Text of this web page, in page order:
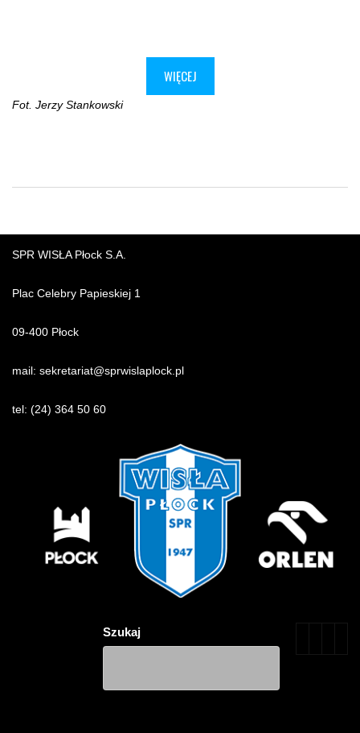
WIĘCEJ
Fot. Jerzy Stankowski
SPR WISŁA Płock S.A.
Plac Celebry Papieskiej 1
09-400 Płock
mail: sekretariat@sprwislaplock.pl
tel: (24) 364 50 60
Szukaj